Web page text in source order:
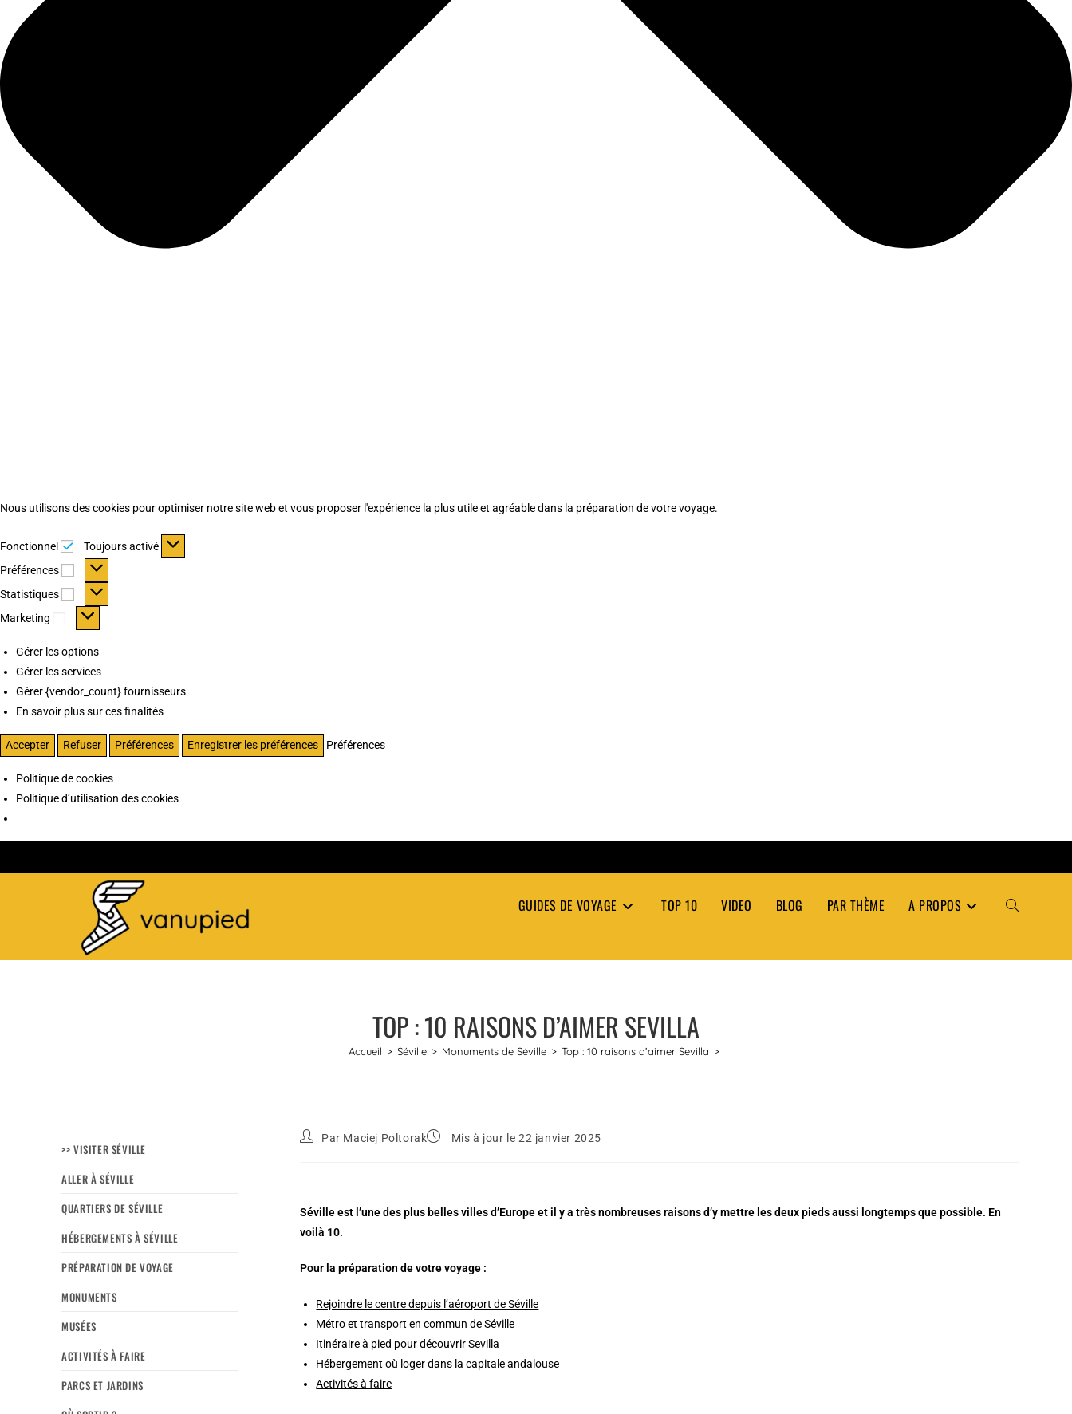
Nous utilisons des cookies pour optimiser notre site web et vous proposer l'expérience la plus utile et agréable dans la préparation de votre voyage.
Fonctionnel Fonctionnel
Toujours activé
Préférences
Préférences
Statistiques Statistiques
Marketing Marketing
Gérer les options
Gérer les services
Gérer {vendor_count} fournisseurs
En savoir plus sur ces finalités
Accepter Refuser Préférences Enregistrer les préférences Préférences
Politique de cookies
Politique d’utilisation des cookies
GUIDES DE VOYAGE TOP 10 VIDEO BLOG PAR THÈME A PROPOS TOGGLE
TOP : 10 RAISONS D’AIMER SEVILLA
Accueil > Séville > Monuments de Séville > Top : 10 raisons d’aimer Sevilla >
>> VISITER SÉVILLE
ALLER À SÉVILLE
QUARTIERS DE SÉVILLE
HÉBERGEMENTS À SÉVILLE
PRÉPARATION DE VOYAGE
MONUMENTS
MUSÉES
ACTIVITÉS À FAIRE
PARCS ET JARDINS
Par Maciej Poltorak Mis à jour le 22 janvier 2025
Séville est l’une des plus belles villes d’Europe et il y a très nombreuses raisons d’y mettre les deux pieds aussi longtemps que possible. En
voilà 10.
Pour la préparation de votre voyage :
Rejoindre le centre depuis l’aéroport de Séville
Métro et transport en commun de Séville
Itinéraire à pied pour découvrir Sevilla
Hébergement où loger dans la capitale andalouse
Activités à faire